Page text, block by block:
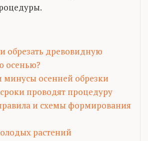
обрезать древовидную
осенью?
осенней обрезки
проводят процедуру
и схемы формирования
растений